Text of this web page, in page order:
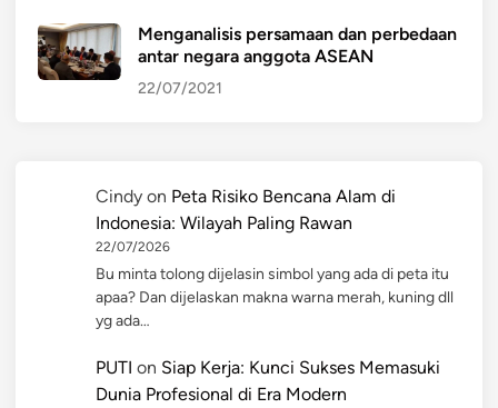
Menganalisis persamaan dan perbedaan
antar negara anggota ASEAN
22/07/2021
Cindy on Peta Risiko Bencana Alam di
Indonesia: Wilayah Paling Rawan
22/07/2026
Bu minta tolong dijelasin simbol yang ada di peta itu
apaa? Dan dijelaskan makna warna merah, kuning dll
yg ada…
PUTI on Siap Kerja: Kunci Sukses Memasuki
Dunia Profesional di Era Modern